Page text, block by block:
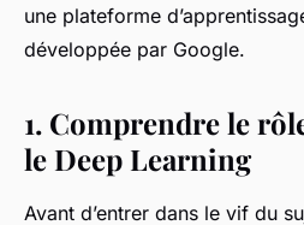
une plateforme
développée par Google.
1. Comprendre le
le Deep Learning
Avant d’entrer dans le vif du